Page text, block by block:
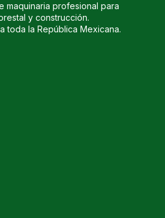
maquinaria profesional para
y construcción.
toda la República Mexicana.